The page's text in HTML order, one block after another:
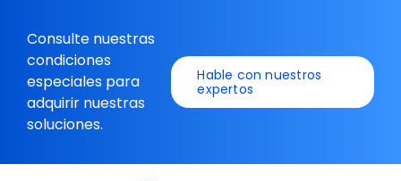
Consulte nuestras
condiciones
especiales para
adquirir nuestras
soluciones.
Hable con nuestros
expertos